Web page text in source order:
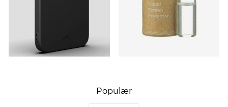
Populær